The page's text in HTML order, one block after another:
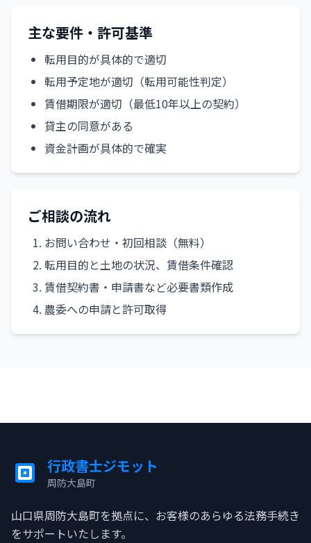
主な要件・許可基準
転用目的が具体的で適切
転用予定地が適切（転用可能性判定）
賃借期限が適切（最低10年以上の契約）
貸主の同意がある
資金計画が具体的で確実
ご相談の流れ
お問い合わせ・初回相談（無料）
転用目的と土地の状況、賃借条件確認
賃借契約書・申請書など必要書類作成
農委への申請と許可取得
行政書士ジモット
周防大島町
山口県周防大島町を拠点に、お客様のあらゆる法務手続き
をサポートいたします。